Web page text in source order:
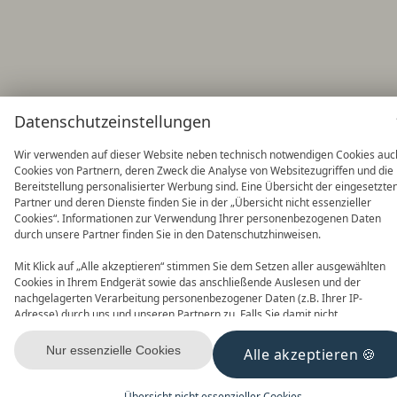
Datenschutzeinstellungen
Wir verwenden auf dieser Website neben technisch notwendigen Cookies
Cookies von Partnern, deren Zweck die Analyse von Websitezugriffen und die
Bereitstellung personalisierter Werbung sind. Eine Übersicht der
Partner und deren Dienste finden Sie in der „Übersicht nicht essenzieller
Cookies“. Informationen zur Verwendung Ihrer personenbezogenen Daten
durch unsere Partner finden Sie in den Datenschutzhinweisen.
Mit Klick auf „Alle akzeptieren“ stimmen Sie dem Setzen aller ausgewählten
Cookies in Ihrem Endgerät sowie das anschließende Auslesen und der
nachgelagerten Verarbeitung personenbezogener Daten (z.B. Ihrer IP-
Adresse) durch uns und unseren Partnern zu. Falls Sie damit nicht
einverstanden sind, klicken Sie bitte auf „Nur essenzielle Cookies“. Eine
individuelle Auswahl können Sie unter „Übersicht nicht essenzieller Cookies“
tätigen. Sie können Ihre Auswahl im Fußbereich dieser Website oder in den
Datenschutzhinweisen jederzeit aufrufen und ändern.
Alle akzeptieren
Nur essenzielle Cookies